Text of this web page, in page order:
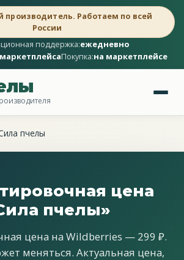
Работаем по всей
России
поддержка:ежедневно
Покупка:на маркетплейсе
пчелы
цена
пчелы»
цена на Wildberries — 299 ₽.
меняться. Актуальная цена,